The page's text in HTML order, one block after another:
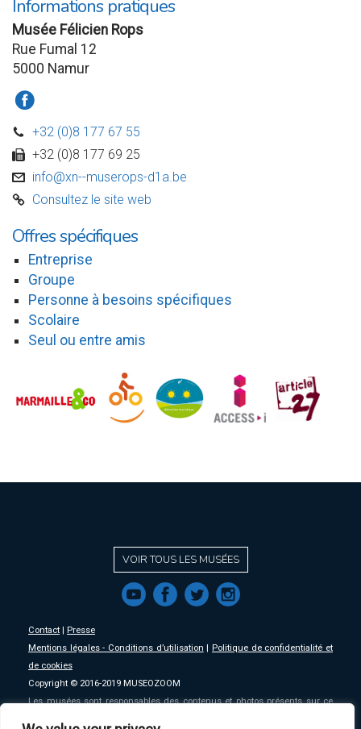
Informations pratiques
Musée Félicien Rops
Rue Fumal 12
5000 Namur
a
D +32 (0)8 177 67 55
w +32 (0)8 177 69 25
v info@xn--muserops-d1a.be
C Consultez le site web
Offres spécifiques
Entreprise
Groupe
Personne à besoins spécifiques
Scolaire
Seul ou entre amis
VOIR TOUS LES MUSÉES
f a b e
Contact
Presse
Mentions légales - Conditions d’utilisation
Politique de confidentialité et
de cookies
Copyright © 2016-2019 MUSEOZOOM
Les musées sont responsables des contenus et photos présents sur ce